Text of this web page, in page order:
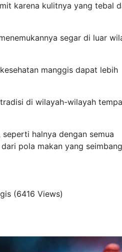
karena kulitnya yang tebal
segar di luar
manggis dapat lebih
di wilayah-wilayah
halnya dengan semua
pola makan yang
(6416 Views)